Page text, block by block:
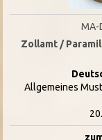
MA-
Zollamt /
Allgemeines